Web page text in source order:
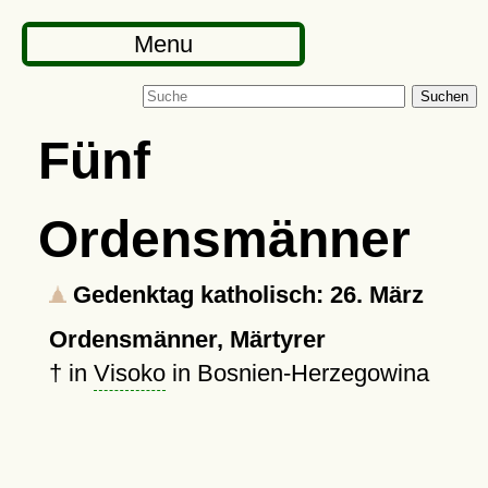
Menu
Suchen
Fünf
Ordensmänner
Gedenktag katholisch: 26. März
Ordensmänner, Märtyrer
† in Visokoin Bosnien-Herzegowina